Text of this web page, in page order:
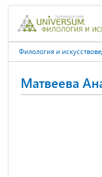
Филология и
Матвеева